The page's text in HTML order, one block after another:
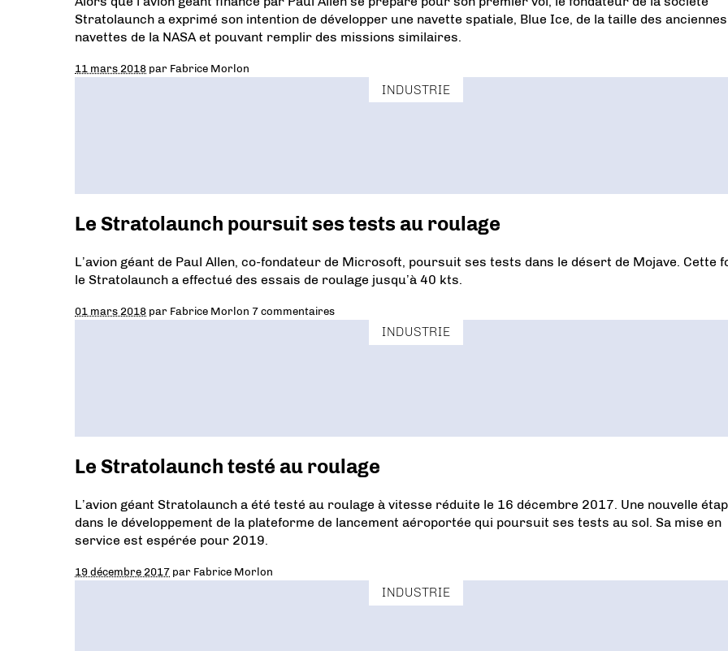
Stratolaunch a exprimé son intention de développer une navette spatiale, Blue Ice, de la taille des anciennes
navettes de la NASA et pouvant remplir des missions similaires.
11 mars 2018 par Fabrice Morlon
INDUSTRIE
Le Stratolaunch poursuit ses tests au roulage
L’avion géant de Paul Allen, co-fondateur de Microsoft, poursuit ses tests dans le désert de Mojave. Cette
le Stratolaunch a effectué des essais de roulage jusqu’à 40 kts.
01 mars 2018 par Fabrice Morlon 7 commentaires
INDUSTRIE
Le Stratolaunch testé au roulage
L’avion géant Stratolaunch a été testé au roulage à vitesse réduite le 16 décembre 2017. Une nouvelle
dans le développement de la plateforme de lancement aéroportée qui poursuit ses tests au sol. Sa mise en
service est espérée pour 2019.
19 décembre 2017 par Fabrice Morlon
INDUSTRIE